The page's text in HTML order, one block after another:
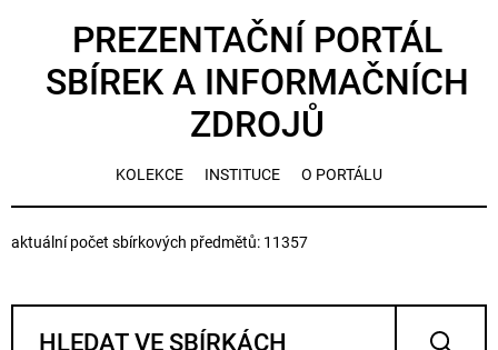
PREZENTAČNÍ PORTÁL
SBÍREK A INFORMAČNÍCH
ZDROJŮ
KOLEKCE INSTITUCE O PORTÁLU
aktuální počet sbírkových předmětů: 11357